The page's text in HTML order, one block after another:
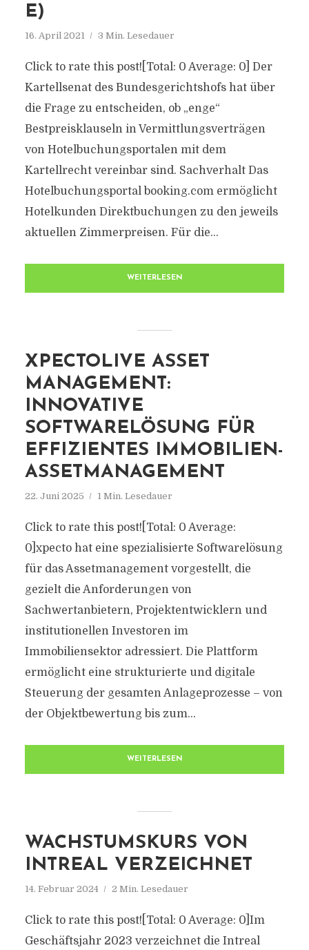
E)
16. April 2021 3 Min. Lesedauer
Click to rate this post![Total: 0 Average: 0] Der
Kartellsenat des Bundesgerichtshofs hat über
die Frage zu entscheiden, ob „enge“
Bestpreisklauseln in Vermittlungsverträgen
von Hotelbuchungsportalen mit dem
Kartellrecht vereinbar sind. Sachverhalt Das
Hotelbuchungsportal booking.com ermöglicht
Hotelkunden Direktbuchungen zu den jeweils
aktuellen Zimmerpreisen. Für die...
WEITERLESEN
XPECTOLIVE ASSET
MANAGEMENT:
INNOVATIVE
SOFTWARELÖSUNG FÜR
EFFIZIENTES IMMOBILIEN-
ASSETMANAGEMENT
22. Juni 2025 1 Min. Lesedauer
Click to rate this post![Total: 0 Average:
0]xpecto hat eine spezialisierte Softwarelösung
für das Assetmanagement vorgestellt, die
gezielt die Anforderungen von
Sachwertanbietern, Projektentwicklern und
institutionellen Investoren im
Immobiliensektor adressiert. Die Plattform
ermöglicht eine strukturierte und digitale
Steuerung der gesamten Anlageprozesse – von
der Objektbewertung bis zum...
WEITERLESEN
WACHSTUMSKURS VON
INTREAL VERZEICHNET
14. Februar 2024 2 Min. Lesedauer
Click to rate this post![Total: 0 Average: 0]Im
Geschäftsjahr 2023 verzeichnet die Intreal